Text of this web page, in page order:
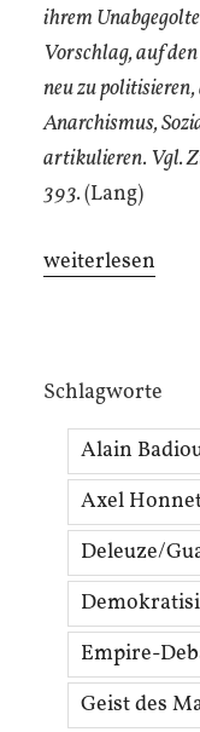
ihrem
Vorschlag, auf
neu zu
Anarchismus,
artikulieren. Vgl.
393.(Lang)
„Drei
der
Revolution“
weiterlesen
Schlagworte
Alain
Axel
Deleuze/
Empire-
Geist des